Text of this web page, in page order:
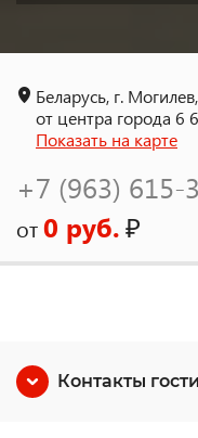
Беларусь, г.
от центра города 6
Показать на карте
+7 (963) 615-
от0 руб.₽
Контакты